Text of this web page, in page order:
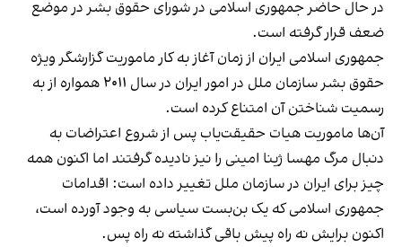
در حال حاضر جمهوری اسلامی در شورای حقوق بشر در موضع
ضعف قرار گرفته ‌است.
جمهوری اسلامی ایران از زمان آغاز به کار ماموریت گزارشگر ویژه
حقوق بشر سازمان ملل در امور ایران در سال ۲۰۱۱ همواره از به
رسمیت شناختن آن امتناع کرده‌ است.
آن‌ها ماموریت هیات حقیقت‌یاب پس از شروع اعتراضات به
دنبال مرگ مهسا ژینا امینی را نیز نادیده گرفتند اما اکنون همه‌
چیز برای ایران در سازمان ملل تغییر داده است: اقدامات
جمهوری اسلامی که یک بن‌بست سیاسی به وجود آورده است،
اکنون برایش نه راه پیش باقی گذاشته نه راه پس.